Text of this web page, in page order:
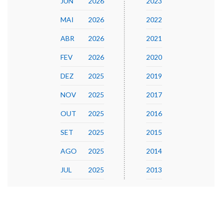
MAI 2026
ABR 2026
FEV 2026
DEZ 2025
NOV 2025
OUT 2025
SET 2025
AGO 2025
JUL 2025
2022
2021
2020
2019
2017
2016
2015
2014
2013